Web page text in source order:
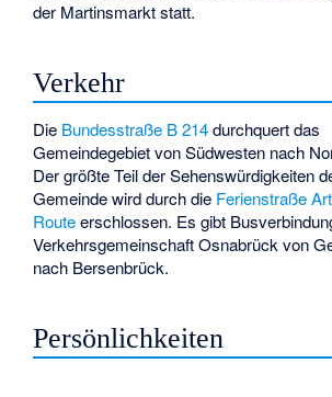
der Martinsmarkt statt.
Verkehr
Die Bundesstraße B 214durchquert das
Gemeindegebiet von Südwesten nach
Der größte Teil der Sehenswürdigkeiten
Gemeinde wird durch die Ferienstraße
Routeerschlossen. Es gibt
Verkehrsgemeinschaft Osnabrück von
nach Bersenbrück.
Persönlichkeiten